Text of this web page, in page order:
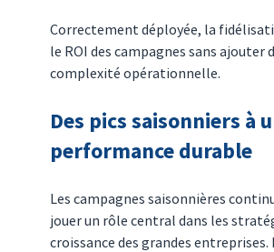
Correctement déployée, la
le ROI des campagnes sans ajouter
complexité opérationnelle.
Des pics saisonniers à
performance durable
Les campagnes saisonnières
jouer un rôle central dans les
croissance des grandes entreprises.